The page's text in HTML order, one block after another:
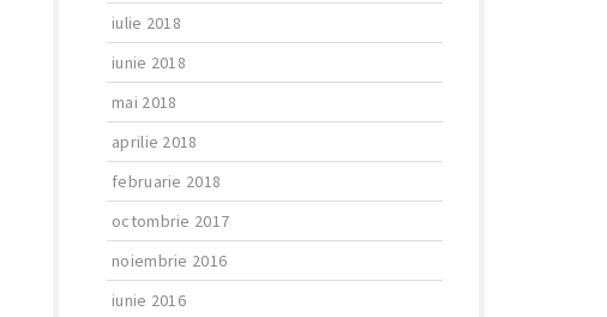
iulie 2018
iunie 2018
mai 2018
aprilie 2018
februarie 2018
octombrie 2017
noiembrie 2016
iunie 2016